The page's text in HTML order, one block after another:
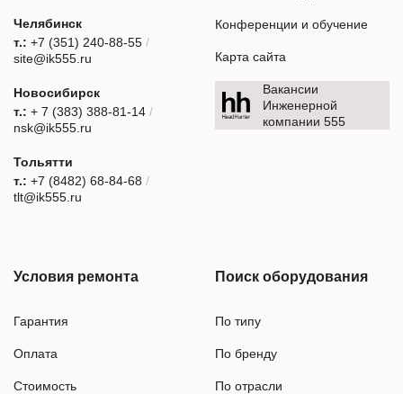
Челябинск
т.: +7 (351) 240-88-55 /
site@ik555.ru
Новосибирск
т.: + 7 (383) 388-81-14 /
nsk@ik555.ru
Тольятти
т.: +7 (8482) 68-84-68 /
tlt@ik555.ru
Конференции и обучение
Карта сайта
Вакансии
Инженерной
компании 555
Условия ремонта
Гарантия
Оплата
Стоимость
Поиск оборудования
По типу
По бренду
По отрасли